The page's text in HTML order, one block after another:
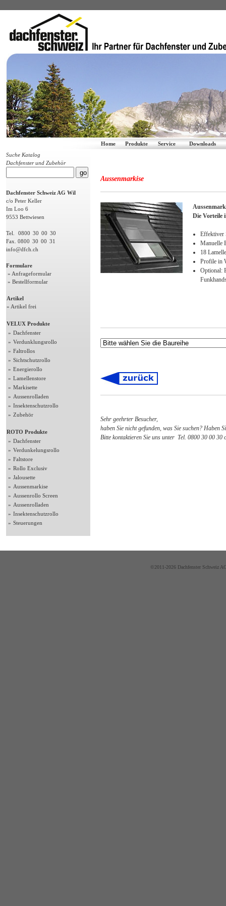
Home Produkte Service
Downloads
Suche Katalog
Dachfenster und Zubehör
Dachfenster Schweiz AG Wil
c/o Peter Keller
Im Loo 6
9553 Bettwiesen
Tel. 0800 30 00 30
Fax. 0800 30 00 31
info@dfch.ch
Formulare
» Anfrageformular
» Bestellformular
Artikel
» Artikel frei
VELUX Produkte
» Dachfenster
» Verdunklungsrollo
» Faltrollos
» Sichtschutzrollo
» Energierollo
» Lamellenstore
» Markisette
» Aussenrolladen
» Insektenschutzrollo
» Zubehör
ROTO Produkte
» Dachfenster
» Verdunkelungsrollo
» Faltstore
» Rollo Exclusiv
» Jalousette
» Aussenmarkise
» Aussenrollo Screen
» Aussenrolladen
» Insektenschutzrollo
» Steuerungen
Aussenmarkise
Die Vorteile
Effektiver
Manuelle
18
Profile in
Optional:
Sehr geehrter Besucher,
haben Sie nicht gefunden, was Sie suchen? Haben
Bitte kontaktieren Sie uns unter Tel. 0800 30 00 30
©2011-2026 Dachfenster Schweiz